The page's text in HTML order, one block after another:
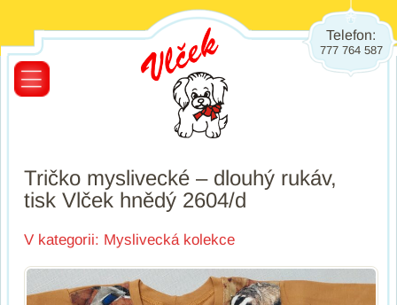
Telefon:
777 764 587
Tričko myslivecké – dlouhý rukáv,
tisk Vlček hnědý 2604/d
V kategorii: Myslivecká kolekce